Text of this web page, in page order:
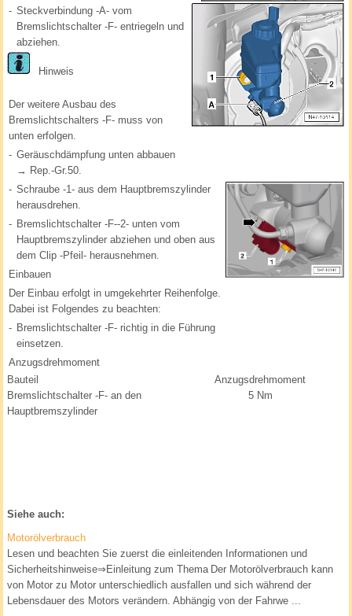
- Steckverbindung -A- vom
Bremslichtschalter -F- entriegeln und
abziehen.
Hinweis
Der weitere Ausbau des
Bremslichtschalters -F- muss von
unten erfolgen.
- Geräuschdämpfung unten abbauen
→ Rep.-Gr.50.
- Schraube -1- aus dem Hauptbremszylinder
herausdrehen.
- Bremslichtschalter -F--2- unten vom
Hauptbremszylinder abziehen und oben aus
dem Clip -Pfeil- herausnehmen.
Einbauen
Der Einbau erfolgt in umgekehrter Reihenfolge.
Dabei ist Folgendes zu beachten:
- Bremslichtschalter -F- richtig in die Führung
einsetzen.
Anzugsdrehmoment
Bauteil
Anzugsdrehmoment
Bremslichtschalter -F- an den
Hauptbremszylinder
5 Nm
Siehe auch:
Motorölverbrauch
Lesen und beachten Sie zuerst die einleitenden Informationen und
Sicherheitshinweise⇒Einleitung zum Thema Der Motorölverbrauch kann
von Motor zu Motor unterschiedlich ausfallen und sich während der
Lebensdauer des Motors verändern. Abhängig von der Fahrwe ...